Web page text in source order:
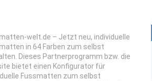
welt.de – Jetzt neu, individuelle
in 64 Farben zum selbst
Dieses Partnerprogramm bzw. die
bietet einen Konfigurator für
Fussmatten zum selbst